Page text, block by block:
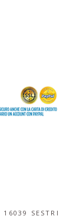
16039 SESTRI